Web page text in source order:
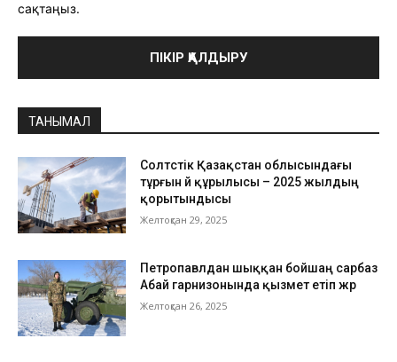
сақтаңыз.
ТАНЫМАЛ
Солтүстік Қазақстан облысындағы
тұрғын үй құрылысы – 2025 жылдың
қорытындысы
Желтоқсан 29, 2025
Петропавлдан шыққан бойшаң сарбаз
Абай гарнизонында қызмет етіп жүр
Желтоқсан 26, 2025